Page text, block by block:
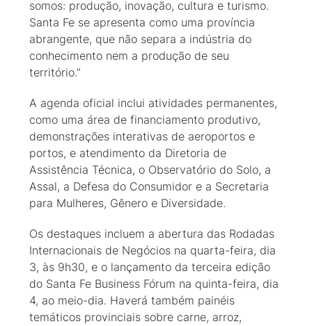
somos: produção, inovação, cultura e turismo.
Santa Fe se apresenta como uma província
abrangente, que não separa a indústria do
conhecimento nem a produção de seu
território.”
A agenda oficial inclui atividades permanentes,
como uma área de financiamento produtivo,
demonstrações interativas de aeroportos e
portos, e atendimento da Diretoria de
Assistência Técnica, o Observatório do Solo, a
Assal, a Defesa do Consumidor e a Secretaria
para Mulheres, Gênero e Diversidade.
Os destaques incluem a abertura das Rodadas
Internacionais de Negócios na quarta-feira, dia
3, às 9h30, e o lançamento da terceira edição
do Santa Fe Business Fórum na quinta-feira, dia
4, ao meio-dia. Haverá também painéis
temáticos provinciais sobre carne, arroz,